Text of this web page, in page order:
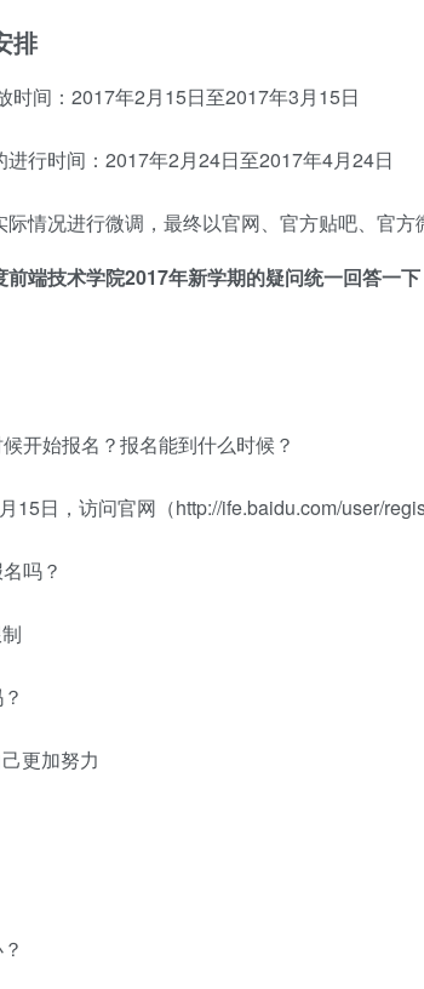
排
时间：2017年2月15日至2017年3月15日
行时间：2017年2月24日至2017年4月24日
情况进行微调，最终以官网、官方贴吧、官方
端技术学院2017年新学期的疑问统一回答一下
开始报名？报名能到什么时候？
15日，访问官网（http://ife.baidu.com/user/
吗？
更加努力